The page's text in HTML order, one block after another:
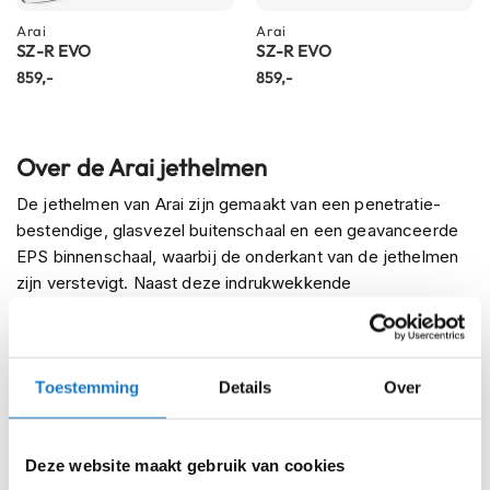
Toestemming Details Over
Deze website maakt gebruik van cookies
e
n
e
h
e
l
m
e
n
o
e
l
Arai
SZ-R EVO
859,-
Arai
SZ-R EVO
859,-
Over de Arai jethelmen
De jethelmen van Arai zijn gemaakt van een penetratie-
bestendige, glasvezel buitenschaal en een geavanceerde
EPS binnenschaal, waarbij de onderkant van de jethelmen
zijn verstevigt. Naast deze indrukwekkende
eigenschappen bezitten Arai jethelmen eveneens een
Ons complete aanbod jethelmen
Niet gevonden wat je zocht? Ontdek dan ons complete
fashionhelm of retromodel, eenhelm kopen